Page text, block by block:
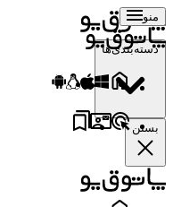
منو
دسته‌بندی‌ها
بستن